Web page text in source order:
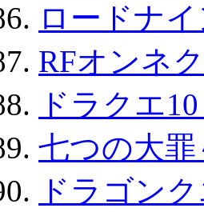
ロードナ
RFオンネ
ドラクエ
七つの大
ドラゴン